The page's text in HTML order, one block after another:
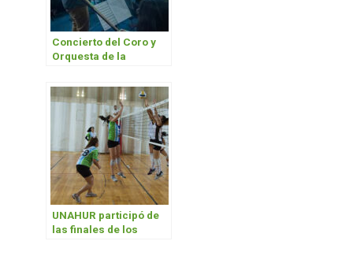
Concierto del Coro y
Orquesta de la
UNAHUR participó de
las finales de los